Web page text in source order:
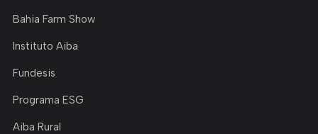
Bahia Farm Show
Instituto Aiba
Fundesis
Programa ESG
Aiba Rural